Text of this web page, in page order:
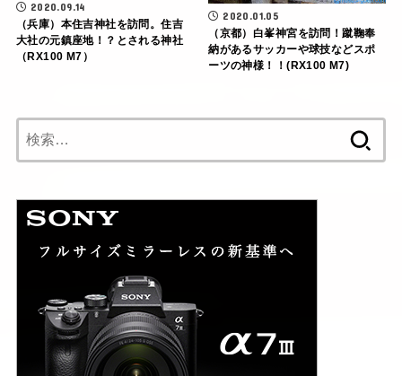
2020.09.14
（兵庫）本住吉神社を訪問。住吉
大社の元鎮座地！？とされる神社
（RX100 M7）
2020.01.05
（京都）白峯神宮を訪問！蹴鞠奉
納があるサッカーや球技などスポ
ーツの神様！！(RX100 M7)
索: